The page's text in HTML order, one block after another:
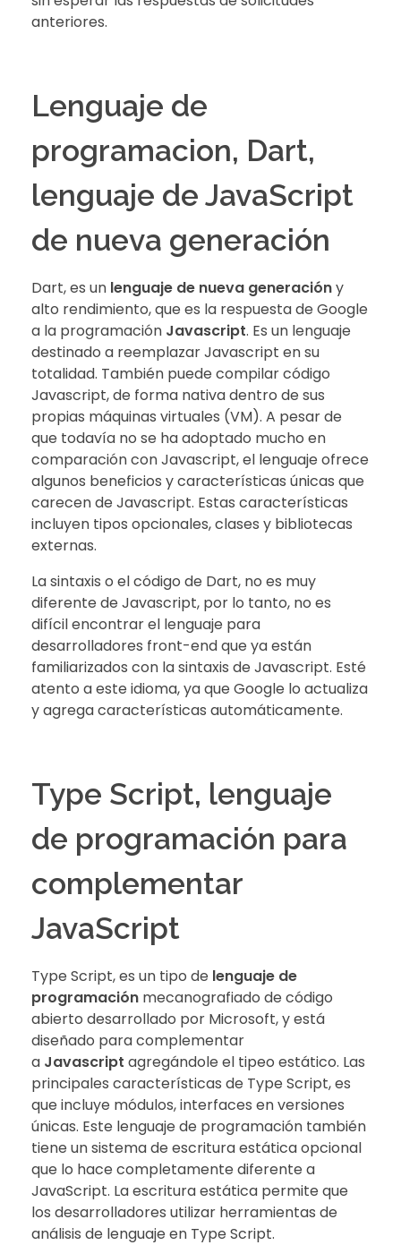
anteriores.
Lenguaje de
programacion, Dart,
lenguaje de JavaScript
de nueva generación
Dart, es un lenguaje de nueva generacióny
alto rendimiento, que es la respuesta de Google
a la programación Javascript. Es un lenguaje
destinado a reemplazar Javascript en su
totalidad. También puede compilar código
Javascript, de forma nativa dentro de sus
propias máquinas virtuales (VM). A pesar de
que todavía no se ha adoptado mucho en
comparación con Javascript, el lenguaje ofrece
algunos beneficios y características únicas que
carecen de Javascript. Estas características
incluyen tipos opcionales, clases y bibliotecas
externas.
La sintaxis o el código de Dart, no es muy
diferente de Javascript, por lo tanto, no es
difícil encontrar el lenguaje para
desarrolladores front-end que ya están
familiarizados con la sintaxis de Javascript. Esté
atento a este idioma, ya que Google lo actualiza
y agrega características automáticamente.
Type Script, lenguaje
de programación para
complementar
JavaScript
Type Script, es un tipo de lenguaje de
programación mecanografiado de código
abierto desarrollado por Microsoft, y está
diseñado para complementar
a Javascript agregándole el tipeo estático. Las
principales características de Type Script, es
que incluye módulos, interfaces en versiones
únicas. Este lenguaje de programación también
tiene un sistema de escritura estática opcional
que lo hace completamente diferente a
JavaScript. La escritura estática permite que
los desarrolladores utilizar herramientas de
análisis de lenguaje en Type Script.